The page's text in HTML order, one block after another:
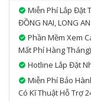
Miễn Phí Lắp Đặt
ĐỒNG NAI, LONG AN
Phần Mềm Xem
Mất Phí Hàng Tháng)
Hotline Lắp Đặt
Miễn Phí Bảo
Có Kĩ Thuật Hỗ Trợ